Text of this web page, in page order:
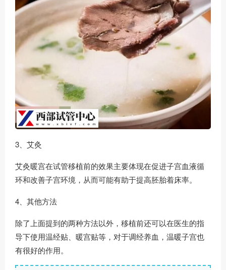
3、艾灸
艾灸暖宫在试管移植前的效果主要体现在促进子宫血液循
环和改善子宫环境，从而可能有助于提高胚胎着床率。
4、其他方法
除了上面提到的两种方法以外，移植前还可以在医生的指
导下使用温经贴、暖宫贴等，对于调经养血，温暖子宫也
有很好的作用。